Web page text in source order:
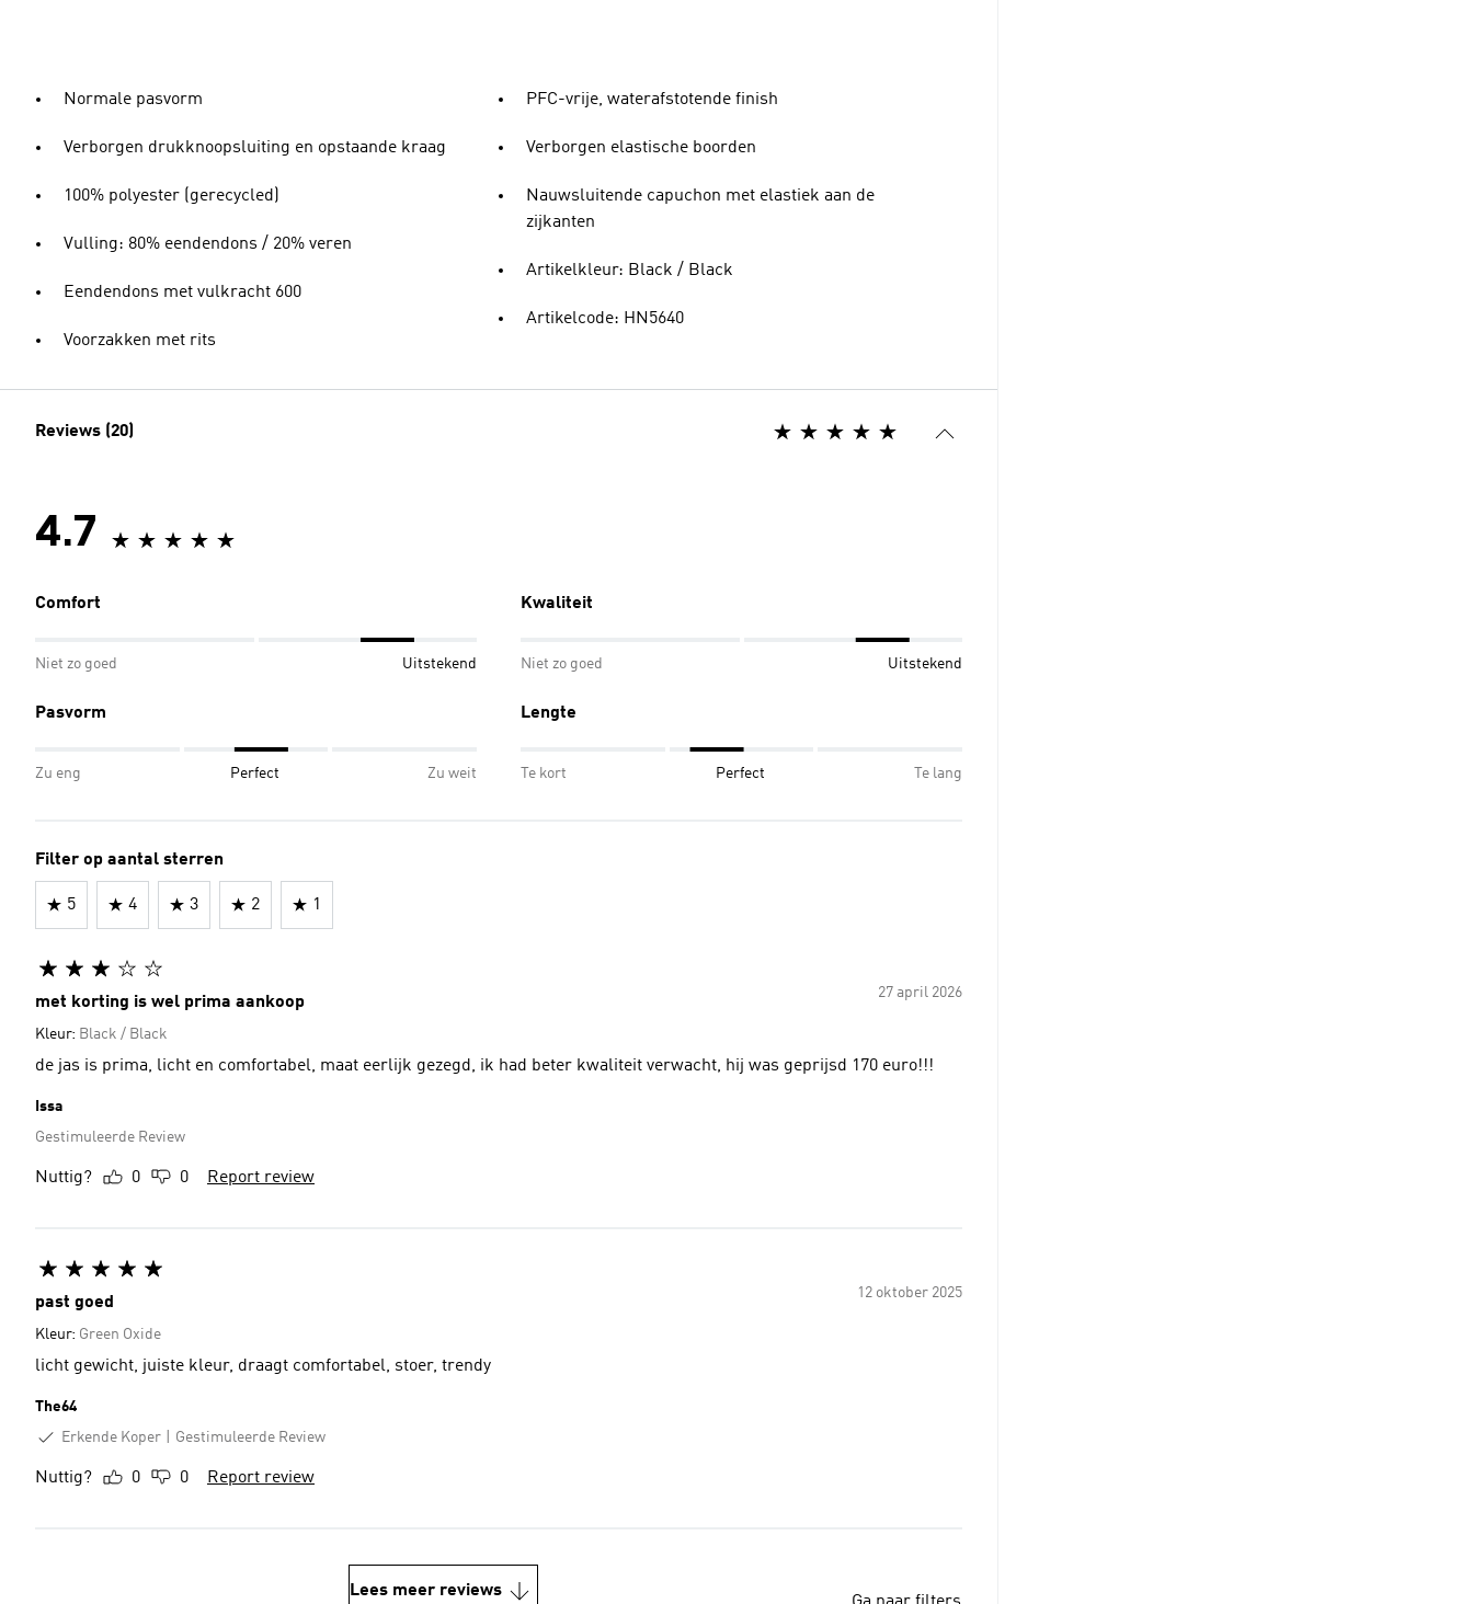
Normale pasvorm
Verborgen drukknoopsluiting en opstaande kraag
100% polyester (gerecycled)
Vulling: 80% eendendons / 20% veren
Eendendons met vulkracht 600
Voorzakken met rits
PFC-vrije, waterafstotende finish
Verborgen elastische boorden
Nauwsluitende capuchon met elastiek aan de
zijkanten
Artikelkleur: Black / Black
Artikelcode: HN5640
Reviews (20)
4.7
Comfort
Niet zo goed Uitstekend
Kwaliteit
Niet zo goed Uitstekend
Pasvorm
Zu eng Perfect Zu weit
Lengte
Te kort Perfect Te lang
Filter op aantal sterren
5 4 3 2 1
27 april 2026
met korting is wel prima aankoop
Kleur: Black / Black
de jas is prima, licht en comfortabel, maat eerlijk gezegd, ik had beter kwaliteit verwacht, hij was geprijsd 170 euro!!!
Issa
Gestimuleerde Review
Nuttig? 0 0 Report review
12 oktober 2025
past goed
Kleur: Green Oxide
licht gewicht, juiste kleur, draagt comfortabel, stoer, trendy
The64
Erkende Koper
Gestimuleerde Review
Nuttig? 0 0 Report review
Lees meer reviews